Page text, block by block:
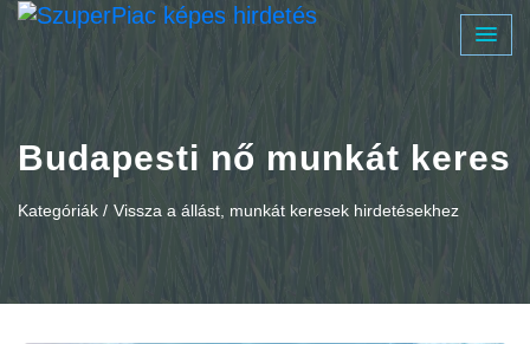
Budapesti nő munkát keres
Kategóriák / Vissza a állást, munkát keresek hirdetésekhez